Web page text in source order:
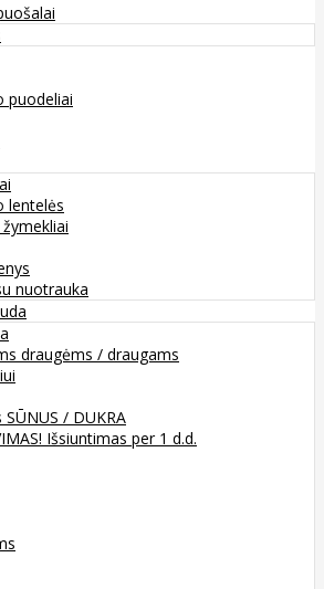
puodeliai
lentelės
nuotrauka
draugėms / draugams
SŪNUS / DUKRA
Išsiuntimas per 1 d.d.